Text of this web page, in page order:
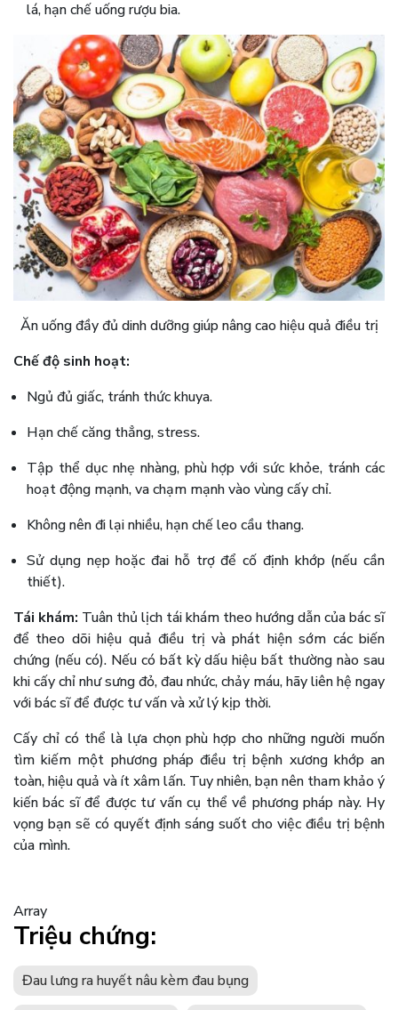
lá, hạn chế uống rượu bia.
Ăn uống đầy đủ dinh dưỡng giúp nâng cao hiệu quả điều trị
Chế độ sinh hoạt:
Ngủ đủ giấc, tránh thức khuya.
Hạn chế căng thẳng, stress.
Tập thể dục nhẹ nhàng, phù hợp với sức khỏe, tránh các
hoạt động mạnh, va chạm mạnh vào vùng cấy chỉ.
Không nên đi lại nhiều, hạn chế leo cầu thang.
Sử dụng nẹp hoặc đai hỗ trợ để cố định khớp (nếu cần
thiết).
Tái khám: Tuân thủ lịch tái khám theo hướng dẫn của bác sĩ
để theo dõi hiệu quả điều trị và phát hiện sớm các biến
chứng (nếu có). Nếu có bất kỳ dấu hiệu bất thường nào sau
khi cấy chỉ như sưng đỏ, đau nhức, chảy máu, hãy liên hệ ngay
với bác sĩ để được tư vấn và xử lý kịp thời.
Cấy chỉ có thể là lựa chọn phù hợp cho những người muốn
tìm kiếm một phương pháp điều trị bệnh xương khớp an
toàn, hiệu quả và ít xâm lấn. Tuy nhiên, bạn nên tham khảo ý
kiến bác sĩ để được tư vấn cụ thể về phương pháp này. Hy
vọng bạn sẽ có quyết định sáng suốt cho việc điều trị bệnh
của mình.
Array
Triệu chứng:
Đau lưng ra huyết nâu kèm đau bụng